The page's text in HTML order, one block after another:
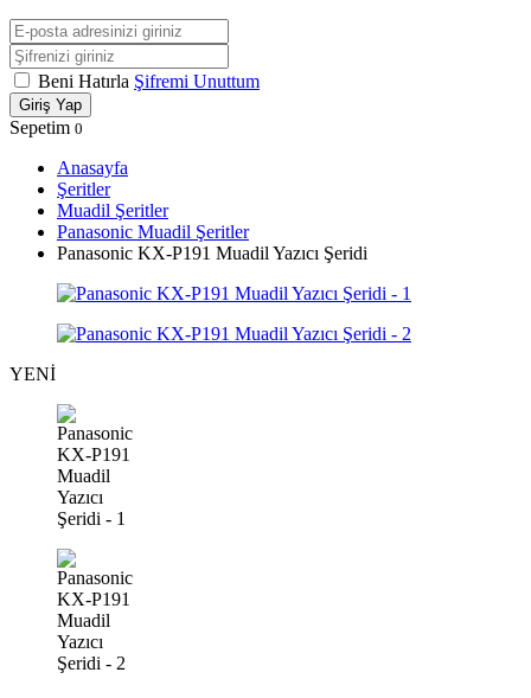
Beni Hatırla Şifremi Unuttum
Giriş Yap
Sepetim 0
Anasayfa
Şeritler
Muadil Şeritler
Panasonic Muadil Şeritler
Panasonic KX-P191 Muadil Yazıcı Şeridi
YENİ